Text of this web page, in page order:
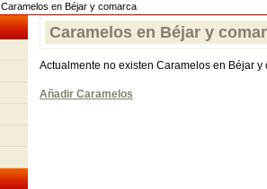
Caramelos en Béjar y comarca
Caramelos en Béjar y
Actualmente no existen Caramelos en Béjar y
Añadir Caramelos